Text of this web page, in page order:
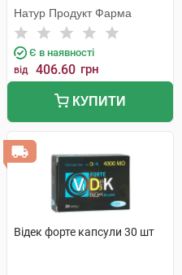
Натур Продукт Фарма
Є в наявності
від 406.60 грн
КУПИТИ
Відек форте капсули 30 шт